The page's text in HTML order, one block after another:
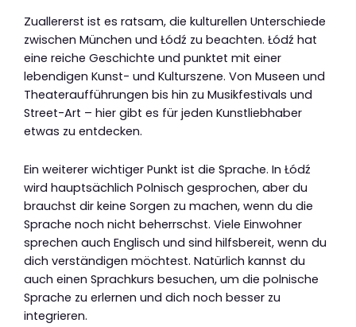
Zuallererst ist es ratsam, die kulturellen Unterschiede
zwischen München und Łódź zu beachten. Łódź hat
eine reiche Geschichte und punktet mit einer
lebendigen Kunst- und Kulturszene. Von Museen und
Theateraufführungen bis hin zu Musikfestivals und
Street-Art – hier gibt es für jeden Kunstliebhaber
etwas zu entdecken.
Ein weiterer wichtiger Punkt ist die Sprache. In Łódź
wird hauptsächlich Polnisch gesprochen, aber du
brauchst dir keine Sorgen zu machen, wenn du die
Sprache noch nicht beherrschst. Viele Einwohner
sprechen auch Englisch und sind hilfsbereit, wenn du
dich verständigen möchtest. Natürlich kannst du
auch einen Sprachkurs besuchen, um die polnische
Sprache zu erlernen und dich noch besser zu
integrieren.